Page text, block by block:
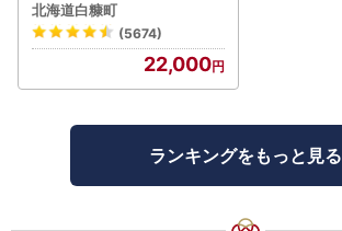
北海道白糠町
(5674)
22,000
ランキングをもっと見る